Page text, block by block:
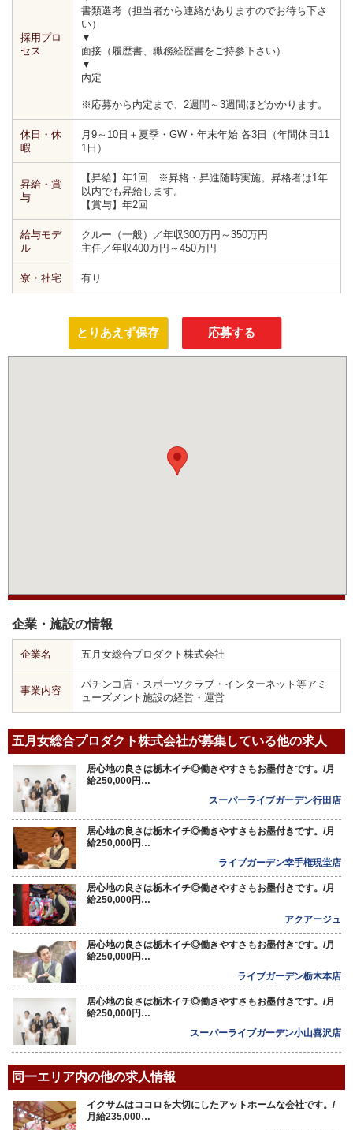
採用プロ
セス
書類選考（担当者から連絡がありますのでお待ち下さ
い）
▼
面接（履歴書、職務経歴書をご持参下さい）
▼
内定
※応募から内定まで、2週間～3週間ほどかかります。
休日・休
暇
月9～10日＋夏季・GW・年末年始 各3日（年間休日11
1日）
昇給・賞
与
【昇給】年1回 ※昇格・昇進随時実施。昇格者は1年
以内でも昇給します。
【賞与】年2回
給与モデ
ル
クルー（一般）／年収300万円～350万円
主任／年収400万円～450万円
寮・社宅 有り
とりあえず保存 応募する
企業・施設の情報
企業名 五月女総合プロダクト株式会社
事業内容
パチンコ店・スポーツクラブ・インターネット等アミ
ューズメント施設の経営・運営
五月女総合プロダクト株式会社が募集している他の求人
居心地の良さは栃木イチ◎働きやすさもお墨付きです。/月
給250,000円…
スーパーライブガーデン行田店
居心地の良さは栃木イチ◎働きやすさもお墨付きです。/月
給250,000円…
ライブガーデン幸手権現堂店
居心地の良さは栃木イチ◎働きやすさもお墨付きです。/月
給250,000円…
アクアージュ
居心地の良さは栃木イチ◎働きやすさもお墨付きです。/月
給250,000円…
ライブガーデン栃木本店
居心地の良さは栃木イチ◎働きやすさもお墨付きです。/月
給250,000円…
スーパーライブガーデン小山喜沢店
同一エリア内の他の求人情報
イクサムはココロを大切にしたアットホームな会社です。/
月給235,000…